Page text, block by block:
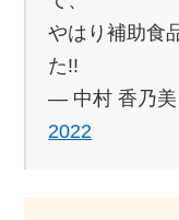
やはり補助食
た!!
— 中村 香乃
2022